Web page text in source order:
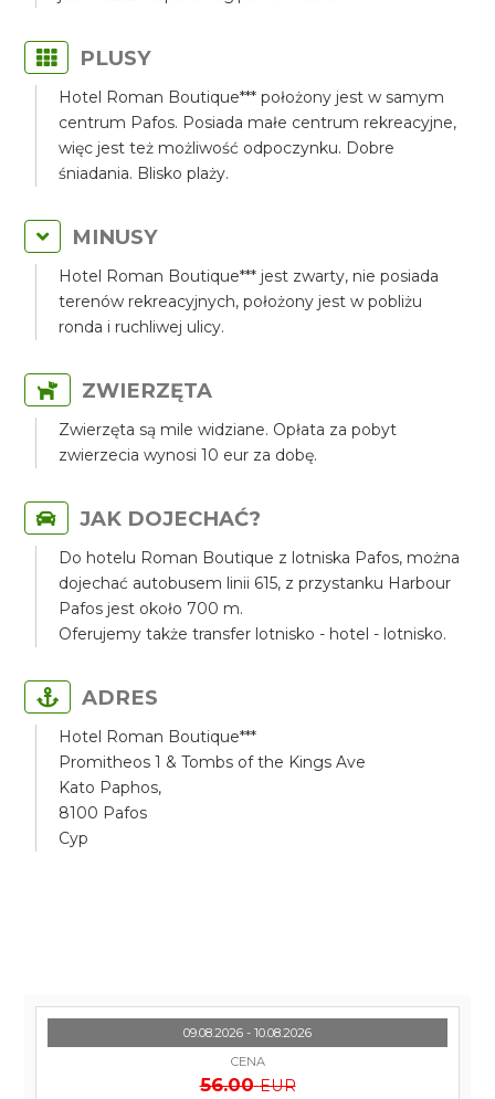
PLUSY
Hotel Roman Boutique*** położony jest w samym
centrum Pafos. Posiada małe centrum rekreacyjne,
więc jest też możliwość odpoczynku. Dobre
śniadania. Blisko plaży.
MINUSY
Hotel Roman Boutique*** jest zwarty, nie posiada
terenów rekreacyjnych, położony jest w pobliżu
ronda i ruchliwej ulicy.
ZWIERZĘTA
Zwierzęta są mile widziane. Opłata za pobyt
zwierzecia wynosi 10 eur za dobę.
JAK DOJECHAĆ?
Do hotelu Roman Boutique z lotniska Pafos, można
dojechać autobusem linii 615, z przystanku Harbour
Pafos jest około 700 m.
Oferujemy także transfer lotnisko - hotel - lotnisko.
ADRES
Hotel Roman Boutique***
Promitheos 1 & Tombs of the Kings Ave
Kato Paphos,
8100 Pafos
Cyp
09.08.2026 - 10.08.2026
CENA
56.00 EUR